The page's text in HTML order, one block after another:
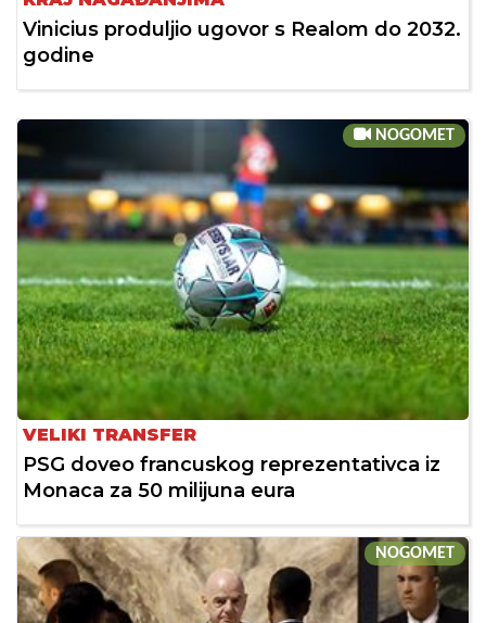
Vinicius produljio ugovor s Realom do 2032.
godine
NOGOMET
VELIKI TRANSFER
PSG doveo francuskog reprezentativca iz
Monaca za 50 milijuna eura
NOGOMET